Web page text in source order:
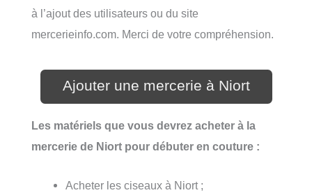
à l’ajout des utilisateurs ou du site
mercerieinfo.com. Merci de votre compréhension.
Ajouter une mercerie à Niort
Les matériels que vous devrez acheter à la
mercerie de Niort pour débuter en couture :
Acheter les ciseaux à Niort ;